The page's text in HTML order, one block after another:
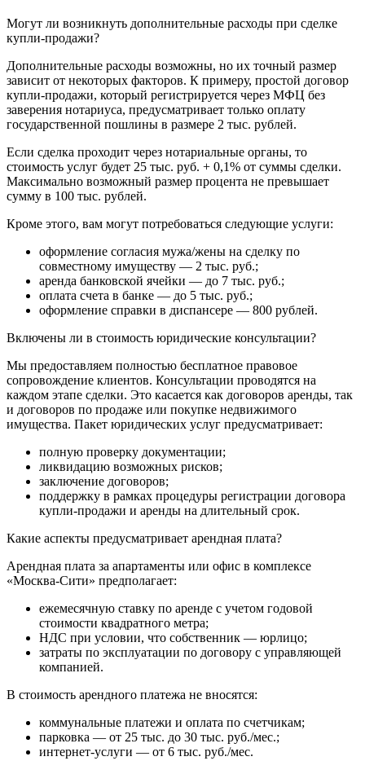
Могут ли возникнуть дополнительные расходы при сделке
купли-продажи?
Дополнительные расходы возможны, но их точный размер
зависит от некоторых факторов. К примеру, простой договор
купли-продажи, который регистрируется через МФЦ без
заверения нотариуса, предусматривает только оплату
государственной пошлины в размере 2 тыс. рублей.
Если сделка проходит через нотариальные органы, то
стоимость услуг будет 25 тыс. руб. + 0,1% от суммы сделки.
Максимально возможный размер процента не превышает
сумму в 100 тыс. рублей.
Кроме этого, вам могут потребоваться следующие услуги:
оформление согласия мужа/жены на сделку по
совместному имуществу — 2 тыс. руб.;
аренда банковской ячейки — до 7 тыс. руб.;
оплата счета в банке — до 5 тыс. руб.;
оформление справки в диспансере — 800 рублей.
Включены ли в стоимость юридические консультации?
Мы предоставляем полностью бесплатное правовое
сопровождение клиентов. Консультации проводятся на
каждом этапе сделки. Это касается как договоров аренды, так
и договоров по продаже или покупке недвижимого
имущества. Пакет юридических услуг предусматривает:
полную проверку документации;
ликвидацию возможных рисков;
заключение договоров;
поддержку в рамках процедуры регистрации договора
купли-продажи и аренды на длительный срок.
Какие аспекты предусматривает арендная плата?
Арендная плата за апартаменты или офис в комплексе
«Москва-Сити» предполагает:
ежемесячную ставку по аренде с учетом годовой
стоимости квадратного метра;
НДС при условии, что собственник — юрлицо;
затраты по эксплуатации по договору с управляющей
компанией.
В стоимость арендного платежа не вносятся:
коммунальные платежи и оплата по счетчикам;
парковка — от 25 тыс. до 30 тыс. руб./мес.;
интернет-услуги — от 6 тыс. руб./мес.